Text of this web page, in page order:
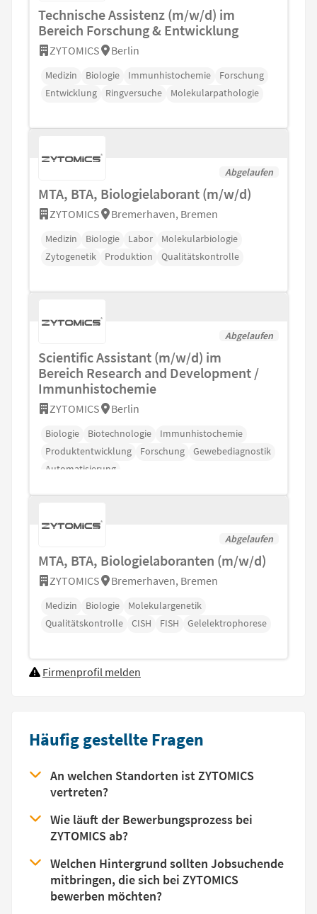
Technische Assistenz (m/w/d) im
Bereich Forschung & Entwicklung
ZYTOMICS Berlin
Medizin Biologie Immunhistochemie
Forschung
Entwicklung
Ringversuche Molekularpathologie
Abgelaufen
MTA, BTA, Biologielaborant (m⁠/⁠w⁠/⁠d)
ZYTOMICS Bremerhaven, Bremen
Medizin Biologie Labor
Molekularbiologie
Zytogenetik
Produktion Qualitätskontrolle
Abgelaufen
Scientific Assistant (m/w/d) im
Bereich Research and Development /
Immunhistochemie
ZYTOMICS Berlin
Biologie Biotechnologie
Immunhistochemie
Produktentwicklung
Forschung
Gewebediagnostik
Automatisierung
Abgelaufen
MTA, BTA, Biologielaboranten (m⁠/⁠w⁠/⁠d)
ZYTOMICS Bremerhaven, Bremen
Medizin Biologie
Molekulargenetik
Qualitätskontrolle
CISH FISH Gelelektrophorese
Firmenprofil melden
Häufig gestellte Fragen
An welchen Standorten ist ZYTOMICS
vertreten?
Wie läuft der Bewerbungsprozess bei
ZYTOMICS ab?
Welchen Hintergrund sollten Jobsuchende
mitbringen, die sich bei ZYTOMICS
bewerben möchten?